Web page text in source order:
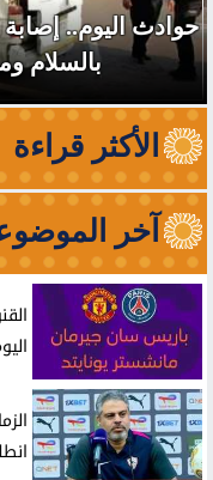
بالسلام
الأكثر قراءة
آخر